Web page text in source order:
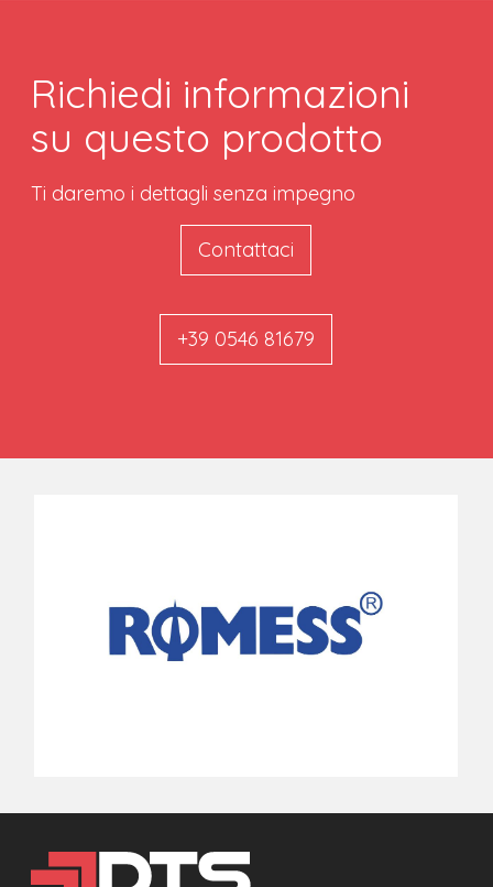
Richiedi informazioni
su questo prodotto
Ti daremo i dettagli senza impegno
Contattaci
+39 0546 81679